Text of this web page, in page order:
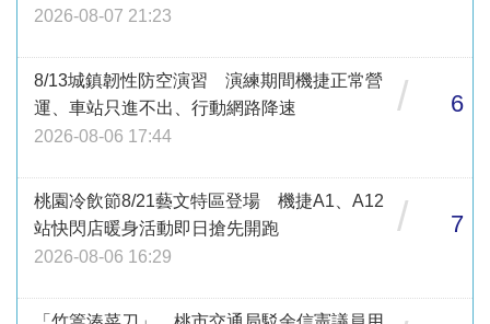
2026-08-07 21:23
8/13城鎮韌性防空演習 演練期間機捷正常營
運、車站只進不出、行動網路降速
2026-08-06 17:44
/ 6
桃園冷飲節8/21藝文特區登場 機捷A1、A12
站快閃店暖身活動即日搶先開跑
2026-08-06 16:29
/ 7